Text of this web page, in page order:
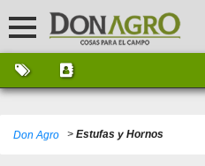
Don Agro > Estufas y Hornos